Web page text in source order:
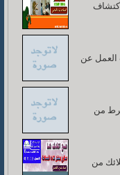
العمل عن
من
من